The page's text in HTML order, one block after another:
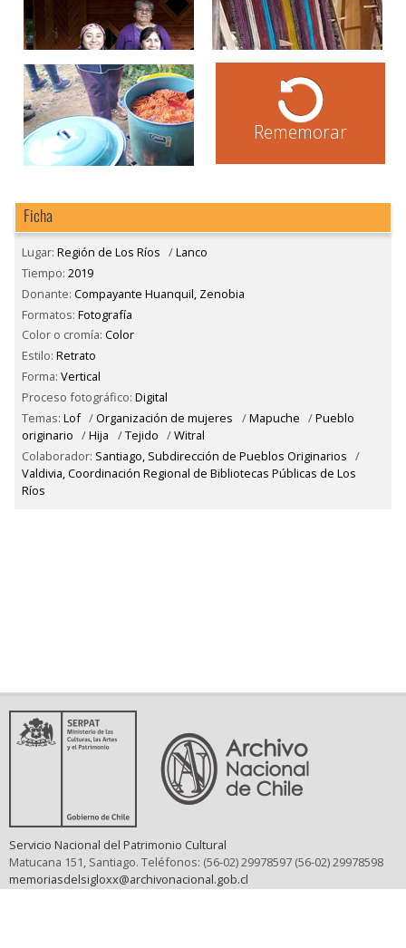
Rememorar
Ficha
Lugar: Región de Los Ríos /Lanco
Tiempo: 2019
Donante: Compayante Huanquil, Zenobia
Formatos: Fotografía
Color o cromía: Color
Estilo: Retrato
Forma: Vertical
Proceso fotográfico: Digital
Temas: Lof /Organización de mujeres /Mapuche /Pueblo
originario /Hija /Tejido /Witral
Colaborador: Santiago, Subdirección de Pueblos Originarios /
Valdivia, Coordinación Regional de Bibliotecas Públicas de Los
Ríos
Servicio Nacional del Patrimonio Cultural
Matucana 151, Santiago. Teléfonos: (56-02) 29978597 (56-02) 29978598
memoriasdelsigloxx@archivonacional.gob.cl